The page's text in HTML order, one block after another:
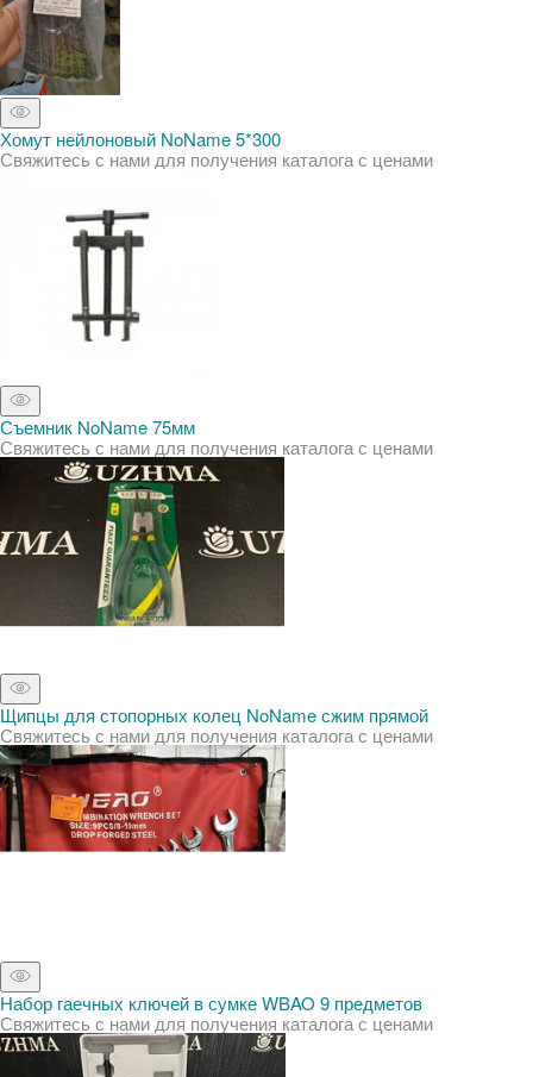
Хомут нейлоновый NoName 5*300
Свяжитесь с нами для получения каталога с ценами
Съемник NoName 75мм
Свяжитесь с нами для получения каталога с ценами
Щипцы для стопорных колец NoName сжим прямой
Свяжитесь с нами для получения каталога с ценами
Набор гаечных ключей в сумке WBAO 9 предметов
Свяжитесь с нами для получения каталога с ценами